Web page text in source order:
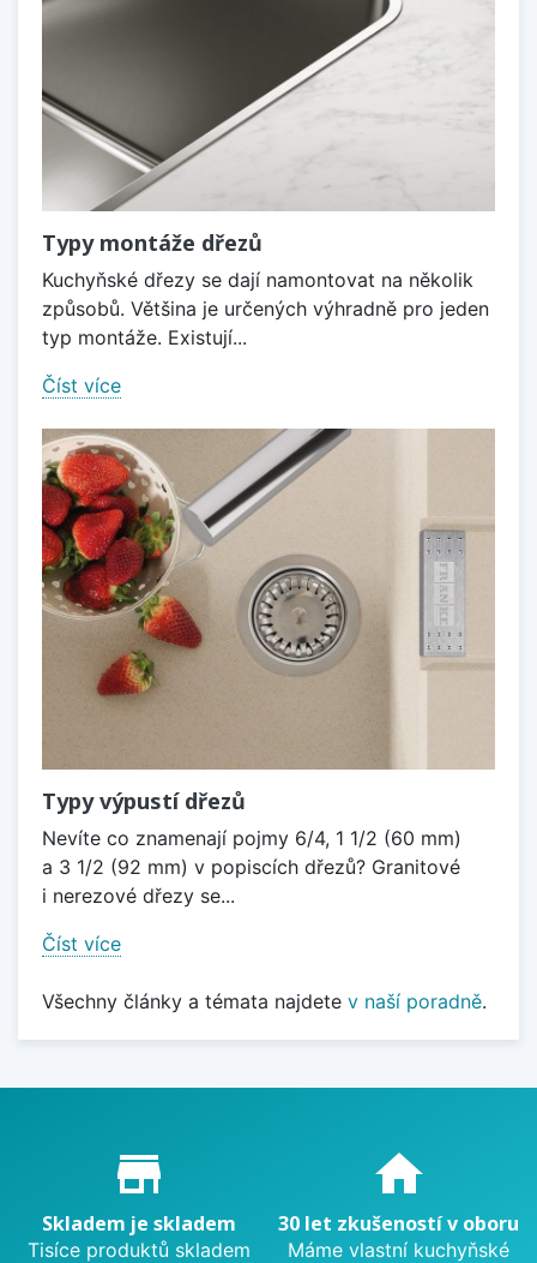
Typy montáže dřezů
Kuchyňské dřezy se dají namontovat na několik
způsobů. Většina je určených výhradně pro jeden
typ montáže. Existují...
Číst více
Typy výpustí dřezů
Nevíte co znamenají pojmy 6/4, 1 1/2 (60 mm)
a 3 1/2 (92 mm) v popiscích dřezů? Granitové
i nerezové dřezy se...
Číst více
Všechny články a témata najdete v naší poradně.
Proč nakupovat u nás?
store_mall_directory
Skladem je skladem
Tisíce produktů skladem
home
30 let zkušeností v oboru
Máme vlastní kuchyňské